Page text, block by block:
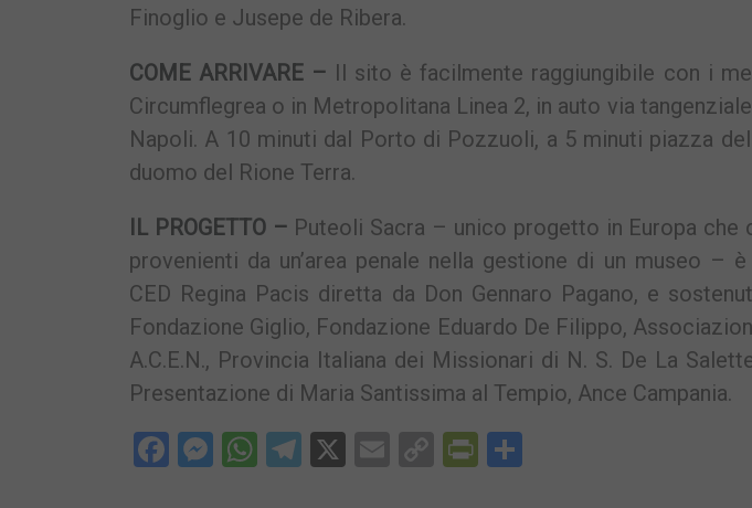
Finoglio e Jusepe de Ribera.
COME ARRIVARE – Il sito è facilmente raggiungibile con i
Circumflegrea o in Metropolitana Linea 2, in auto via
Napoli. A 10 minuti dal Porto di Pozzuoli, a 5 minuti piazza
duomo del Rione Terra.
IL PROGETTO – Puteoli Sacra – unico progetto in Europa che
provenienti da un’area penale nella gestione di un museo –
CED Regina Pacis diretta da Don Gennaro Pagano, e
Fondazione Giglio, Fondazione Eduardo De Filippo,
A.C.E.N., Provincia Italiana dei Missionari di N. S. De La
Presentazione di Maria Santissima al Tempio, Ance Campania.
Facebook
Messenger
WhatsApp
Telegram
X EmailCopyPrintFriendly